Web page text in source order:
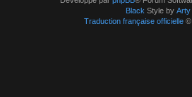
Black Style by Arty
Traduction française officielle©